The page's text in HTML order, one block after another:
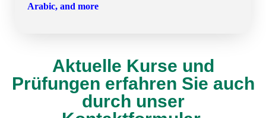
Arabic, and more
Aktuelle Kurse und
Prüfungen erfahren Sie auch
durch unser